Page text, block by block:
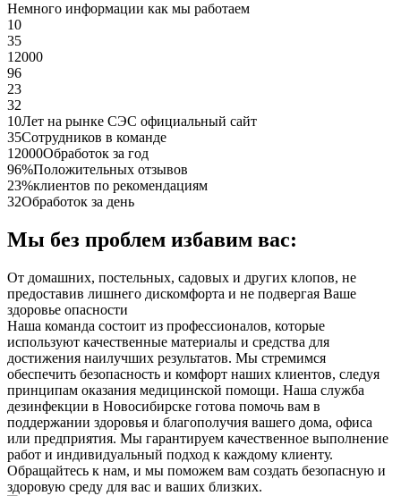
Немного информации как мы работаем
10
35
12000
96
23
32
10Лет на рынке СЭС официальный сайт
35Сотрудников в команде
12000Обработок за год
96%Положительных отзывов
23%клиентов по рекомендациям
32Обработок за день
Мы без проблем избавим вас:
От домашних, постельных, садовых и других клопов, не
предоставив лишнего дискомфорта и не подвергая Ваше
здоровье опасности
Наша команда состоит из профессионалов, которые
используют качественные материалы и средства для
достижения наилучших результатов. Мы стремимся
обеспечить безопасность и комфорт наших клиентов, следуя
принципам оказания медицинской помощи. Наша служба
дезинфекции в Новосибирске готова помочь вам в
поддержании здоровья и благополучия вашего дома, офиса
или предприятия. Мы гарантируем качественное выполнение
работ и индивидуальный подход к каждому клиенту.
Обращайтесь к нам, и мы поможем вам создать безопасную и
здоровую среду для вас и ваших близких.